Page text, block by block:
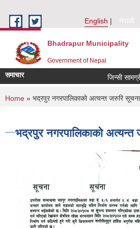
English
नेपाली
Bhadrapur Municipality
Government of Nepal
समाचार जिन्सी
You are here
Home » भद्रपुर नगरपालिकाको अत्यन्त जरुरि सूचना
भद्रपुर नगरपालिकाको अत्यन्त